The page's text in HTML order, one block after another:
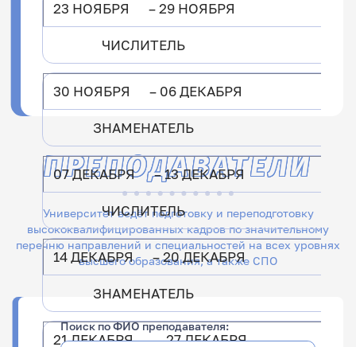
23 НОЯБРЯ – 29 НОЯБРЯ
ЧИСЛИТЕЛЬ
30 НОЯБРЯ – 06 ДЕКАБРЯ
ЗНАМЕНАТЕЛЬ
07 ДЕКАБРЯ – 13 ДЕКАБРЯ
ЧИСЛИТЕЛЬ
14 ДЕКАБРЯ – 20 ДЕКАБРЯ
ЗНАМЕНАТЕЛЬ
21 ДЕКАБРЯ – 27 ДЕКАБРЯ
Университет ведёт подготовку и переподготовку
высококвалифицированных кадров по значительному
перечню направлений и специальностей на всех уровнях
высшего образования, а также СПО
ПРЕПОДАВАТЕЛИ
Поиск по ФИО преподавателя: